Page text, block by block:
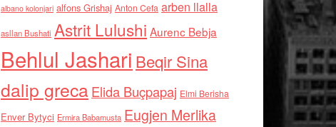
albano kolonjari alfons Grishaj Anton Cefa arben llalla
asllan Bushati Astrit Lulushi Aurenc Bebja
Behlul Jashari Beqir Sina
dalip grecaElida Buçpapaj Elmi Berisha
Enver Bytyci Ermira Babamusta Eugjen Merlika